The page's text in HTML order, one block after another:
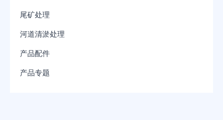
尾矿处理
河道清淤处理
产品配件
产品专题